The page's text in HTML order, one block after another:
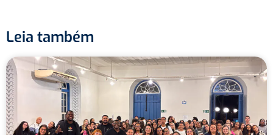
Leia também